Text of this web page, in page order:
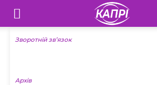
Телебачення
«Капрі»
Новини
Зворотній зв’язок
Архів